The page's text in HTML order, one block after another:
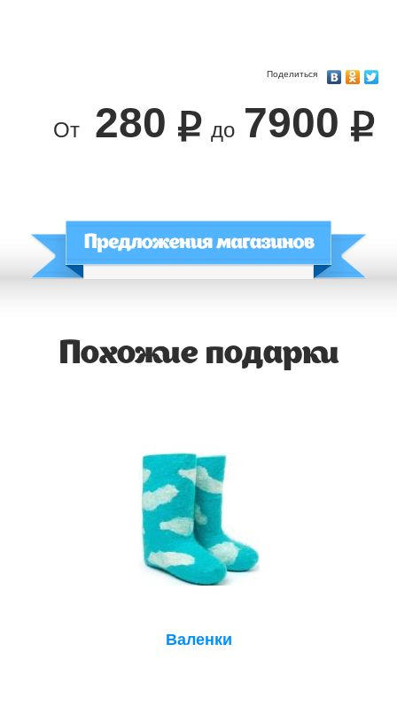
Поделиться
От 280 до 7900
Похожие подарки
Валенки